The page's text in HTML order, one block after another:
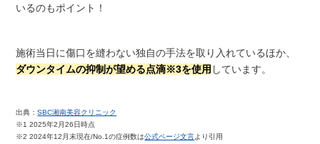
いるのもポイント！
施術当日に傷口を縫わない独自の手法を取り入れているほか、
ダウンタイムの抑制が望める点滴※3を使用 しています。
出典：SBC湘南美容クリニック
※1 2025年2月26日時点
※2 2024年12月末現在/No.1の症例数は公式ページ文言より引用